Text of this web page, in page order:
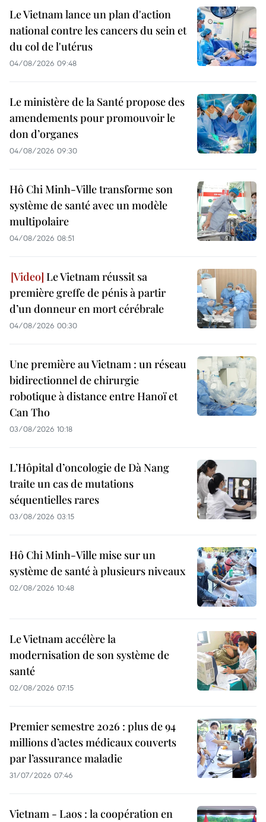
Le Vietnam lance un plan d'action
national contre les cancers du sein et
du col de l'utérus
04/08/2026 09:48
Le ministère de la Santé propose des
amendements pour promouvoir le
don d’organes
04/08/2026 09:30
Hô Chi Minh-Ville transforme son
système de santé avec un modèle
multipolaire
04/08/2026 08:51
Le Vietnam réussit sa
première greffe de pénis à partir
d’un donneur en mort cérébrale
04/08/2026 00:30
Une première au Vietnam : un réseau
bidirectionnel de chirurgie
robotique à distance entre Hanoï et
Can Tho
03/08/2026 10:18
L’Hôpital d’oncologie de Dà Nang
traite un cas de mutations
séquentielles rares
03/08/2026 03:15
Hô Chi Minh-Ville mise sur un
système de santé à plusieurs niveaux
02/08/2026 10:48
Le Vietnam accélère la
modernisation de son système de
santé
02/08/2026 07:15
Premier semestre 2026 : plus de 94
millions d’actes médicaux couverts
par l’assurance maladie
31/07/2026 07:46
Vietnam - Laos : la coopération en